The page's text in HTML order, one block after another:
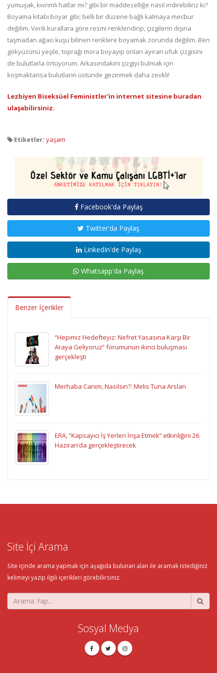
yumuşak, kıvrımlı hatlar mı? gibi bir maddeselliğe nasıl indirebiliriz ki?
Boyama kitabı boyar gibi; belli bir düzene bağlı kalmaya mecbur
değilim. Verili kurallara göre resmi renklendirip, çizgilerin dışına
taşmadan ağacı kuşu bilinen renklere boyamak zorunda değilim. Ben
gökyüzünü yeşile, toprağı mora boyayıp onları ayıran ufuk çizgisini
de bulutlarla örtüyorum. Arkasındakini çizgiyi bulmak için
koşmaktansa bulutların üstünde gezinmek daha zevkli!
Lezbiyen Biseksüel Feministler'in internet sitesine buradan
ulaşabilirsiniz.
Etiketler: yaşam
Facebook'da Paylaş
Twitter'da Paylaş
LinkedIn'de Paylaş
Whatsapp'da Paylaş
Benzer İçerikler
“Hepimiz Hedefteyiz: Nefret Yasasına Karşı Bir
Araya Geliyoruz” forumunun ikinci buluşması
gerçekleşti
Merhaba Canım, Nasılsın?: Melis Tuna Arslan
ERA, “Kapsayıcı İş Yerleri İnşa Etmek” etkinliğini 26
Haziran’da gerçekleştirecek
Site İçi Arama
Site içinde arama yapmak için aşağıda bulunan alan ile aramak istediğiniz
kelimeyi yazıp ilgili içerikleri görebilirsiniz.
Sosyal Medya